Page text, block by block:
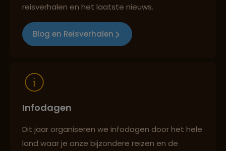
Best beoordeelde reisroutes
reisverhalen en het laatste nieuws.
Blog en Reisverhalen
Infodagen
Dit jaar organiseren we infodagen door het hele
land waar je onze bijzondere reizen en de